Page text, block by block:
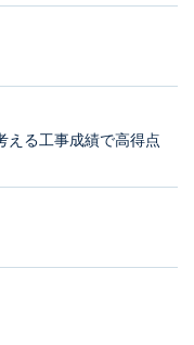
える工事成績で高得点